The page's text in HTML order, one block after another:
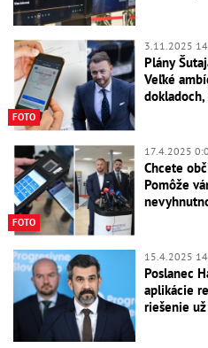
FOTO
3.11.2025
Plány
Veľké
FOTO
17.4.2025
Chcete
Pomôže
15.4.2025
Poslanec
aplikácie
riešenie